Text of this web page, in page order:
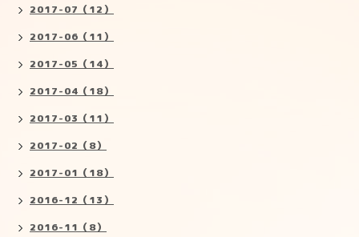
2017-07（12）
2017-06（11）
2017-05（14）
2017-04（18）
2017-03（11）
2017-02（8）
2017-01（18）
2016-12（13）
2016-11（8）